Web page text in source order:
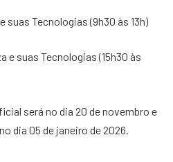
suas Tecnologias (9h30 às 13h)
e suas Tecnologias (15h30 às
será no dia 20 de novembro e
dia 05 de janeiro de 2026.